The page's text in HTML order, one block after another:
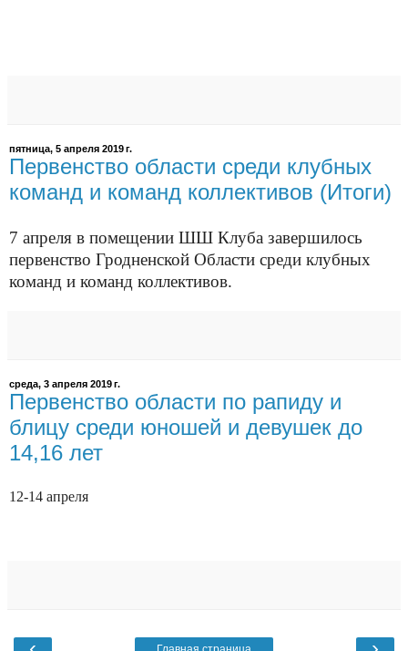
пятница, 5 апреля 2019 г.
Первенство области среди клубных
команд и команд коллективов (Итоги)
7 апреля в помещении ШШ Клуба завершилось
первенство Гродненской Области среди клубных
команд и команд коллективов.
среда, 3 апреля 2019 г.
Первенство области по рапиду и
блицу среди юношей и девушек до
14,16 лет
12-14 апреля